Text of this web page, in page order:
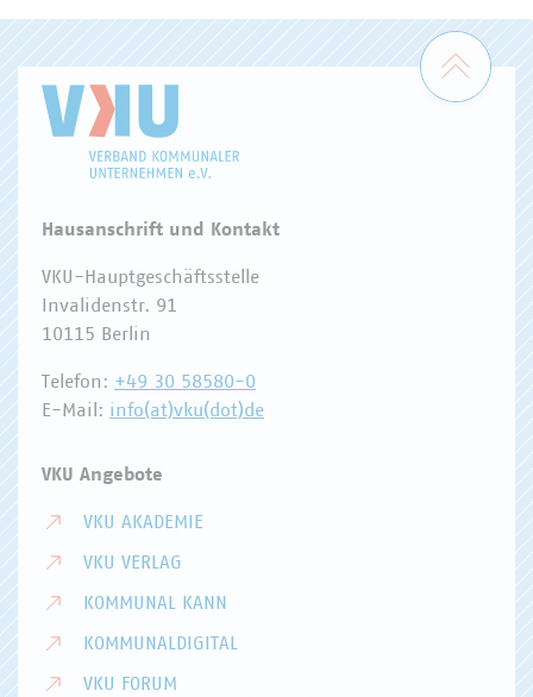
Zum
Hausanschrift und Kontakt
VKU-Hauptgeschäftsstelle
Invalidenstr. 91
10115 Berlin
Telefon: +49 30 58580-0
E-Mail: info(at)vku(dot)de
VKU Angebote
VKU AKADEMIE
VKU VERLAG
KOMMUNAL KANN
KOMMUNALDIGITAL
VKU FORUM